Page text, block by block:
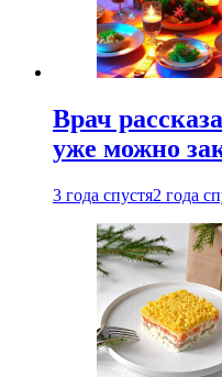
Врач
уже можно
3 года спустя2 года